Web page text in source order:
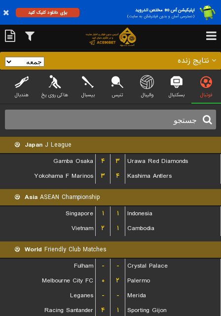
اپلیکیشن آس 90 مختص اندروید
(دسترسی آسان و بدون فیلترشکن به سایت)
برای دانلود کلیک کنید
نتایج زنده
فوتبال بسکتبال والیبال تنیس بیسبال هاکی روی یخ هندبال
Japan J League
Gamba Osaka
۴ ۳
Urawa Red Diamonds
Yokohama F Marinos
۳ ۴ Kashima Antlers
Asia ASEAN Championship
Singapore
۱ ۱
Indonesia
Vietnam
۲ ۱ Cambodia
World Friendly Club Matches
Fulham
- -
Crystal Palace
Melbourne City FC
۰ ۲
Palermo
Leganes
- -
Merida
Racing Santander
۴ ۱
Sporting Gijon